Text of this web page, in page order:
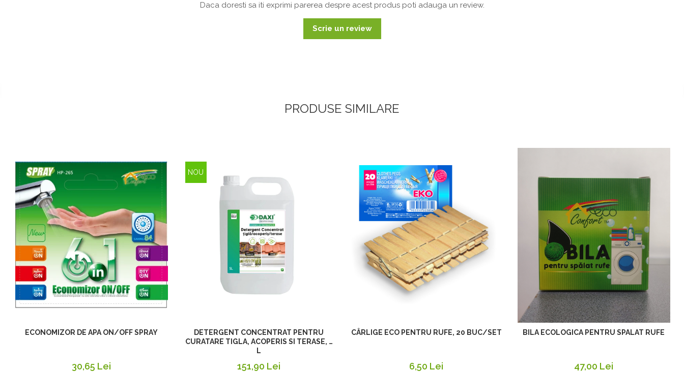
Daca doresti sa iti exprimi parerea despre acest produs poti adauga un review.
Scrie un review
PRODUSE SIMILARE
ECONOMIZOR DE APA ON/OFF SPRAY
30,65 Lei
NOU
DETERGENT CONCENTRAT PENTRU
CURATARE TIGLA, ACOPERIS SI TERASE, 5
L
151,90 Lei
CÂRLIGE ECO PENTRU RUFE, 20 BUC/SET
6,50 Lei
BILA ECOLOGICA PENTRU SPALAT RUFE
47,00 Lei